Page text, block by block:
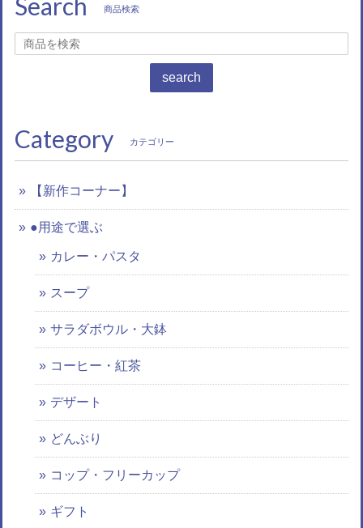
商品検索
search
Category カテゴリー
【新作コーナー】
●用途で選ぶ
カレー・パスタ
スープ
サラダボウル・大鉢
コーヒー・紅茶
デザート
どんぶり
コップ・フリーカップ
ギフト